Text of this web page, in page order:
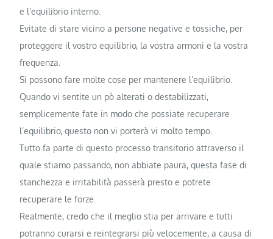
e l’equilibrio interno.
Evitate di stare vicino a persone negative e tossiche, per
proteggere il vostro equilibrio, la vostra armoni e la vostra
frequenza.
Si possono fare molte cose per mantenere l’equilibrio.
Quando vi sentite un pò alterati o destabilizzati,
semplicemente fate in modo che possiate recuperare
l’equilibrio, questo non vi porterà vi molto tempo.
Tutto fa parte di questo processo transitorio attraverso il
quale stiamo passando, non abbiate paura, questa fase di
stanchezza e irritabilità passerà presto e potrete
recuperare le forze.
Realmente, credo che il meglio stia per arrivare e tutti
potranno curarsi e reintegrarsi più velocemente, a causa di